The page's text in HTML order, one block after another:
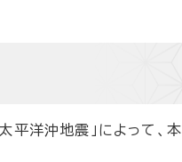
洋沖地震」によって、